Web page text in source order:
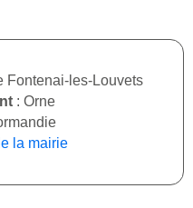
Fontenai-les-Louvets
: Orne
la mairie